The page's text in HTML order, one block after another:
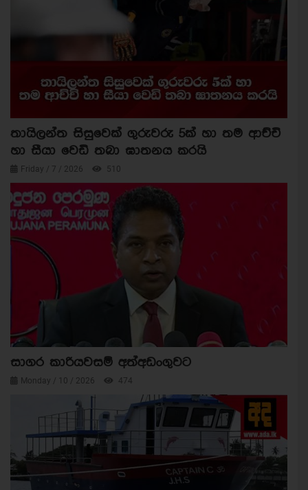
තායිලන්ත සිසුවෙක් ගුරුවරු 5ක් හා තම ආච්චි
හා සීයා වෙඩි තබා ඝාතනය කරයි
Friday / 7 / 2026 510
සාගර කාරියවසම් අත්අඩංගුවට
Monday / 10 / 2026 474